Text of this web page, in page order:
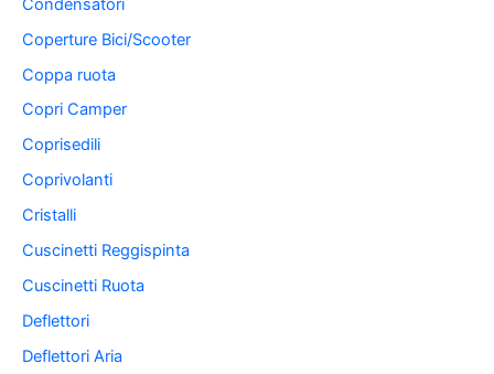
Condensatori
Coperture Bici/Scooter
Coppa ruota
Copri Camper
Coprisedili
Coprivolanti
Cristalli
Cuscinetti Reggispinta
Cuscinetti Ruota
Deflettori
Deflettori Aria